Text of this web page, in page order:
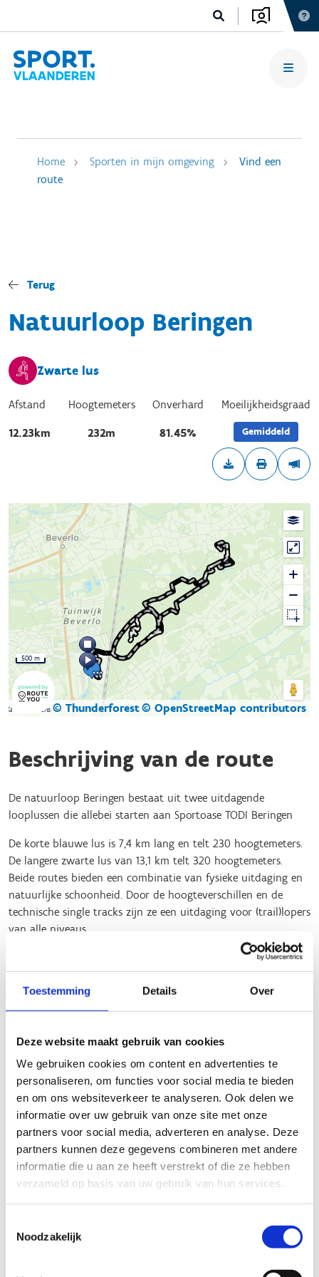
Toestemming Details Over
Deze website maakt gebruik van cookies
We gebruiken cookies om content en advertenties te
personaliseren, om functies voor social media te bieden
en om ons websiteverkeer te analyseren. Ook delen we
informatie over uw gebruik van onze site met onze
partners voor social media, adverteren en analyse. Deze
partners kunnen deze gegevens combineren met andere
informatie die u aan ze heeft verstrekt of die ze hebben
verzameld op basis van uw gebruik van hun services.
Noodzakelijk
Home Sporten in mijn omgeving
Vind een
route
Terug
Natuurloop Beringen
Zwarte lus
Afstand
12.23km
Hoogtemeters
232m
Onverhard
81.45%
Moeilijkheidsgraad
Gemiddeld
Kaartgegevens © Thunderforest© OpenStreetMap contributors
500 m
Beschrijving van de route
De natuurloop Beringen bestaat uit twee uitdagende
looplussen die allebei starten aan Sportoase TODI Beringen
De korte blauwe lus is 7,4 km lang en telt 230 hoogtemeters.
De langere zwarte lus van 13,1 km telt 320 hoogtemeters.
Beide routes bieden een combinatie van fysieke uitdaging en
natuurlijke schoonheid. Door de hoogteverschillen en de
technische single tracks zijn ze een uitdaging voor (trail)lopers
van alle niveaus.
Onderweg kan je vanaf de toppen van de terrils genieten van
adembenemende uitzichten over het omliggende landschap.
De route begint met een pittige klim over de kleine terril –
ook gekend als de Avonturenberg - waarna je ook de
langere route strekt zich uit tot in de Stalse bossen, waar je
kan genieten van de bosrijke omgeving.
De Mijnterril van Beringen, een levend testament van het
Limburgse steenkoolmijnverleden, is op vandaag een bloeiend
natuurreservaat. Deze heuvel, met zijn afwisselende bosjes en
open plekken, herbergt een rijke flora en fauna. Op de steile
hellingen zijn dit vooral bosjes zomereik, ruwe berk en
meidoorn. Op de open plekken proberen kruiden en planten
zoals Sint-Janskruid, margriet en duizendblad dan weer een
plaatsje te veroveren. De vele aanwezige insecten zoals de
blauwvleugelsprinkhaan en de koninginnepage staan op het
menu van vogels zoals boompieper, graspieper en